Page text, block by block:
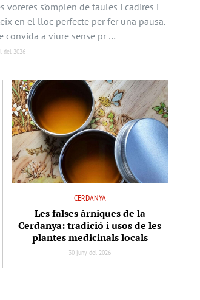
s’omplen de taules i cadires i
en el lloc perfecte per fer una pausa.
convida a viure sense pr …
del 2026
CERDANYA
Les falses àrniques de la
Cerdanya: tradició i usos de les
plantes medicinals locals
30 juny del 2026